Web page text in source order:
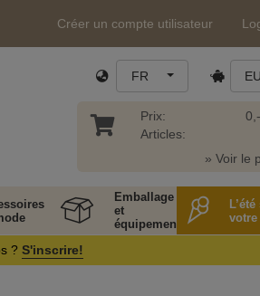
Créer un compte utilisateur
FR
Prix:
Articles:
» Voir le
Emballage
et
équipement
votre
? S'inscrire!